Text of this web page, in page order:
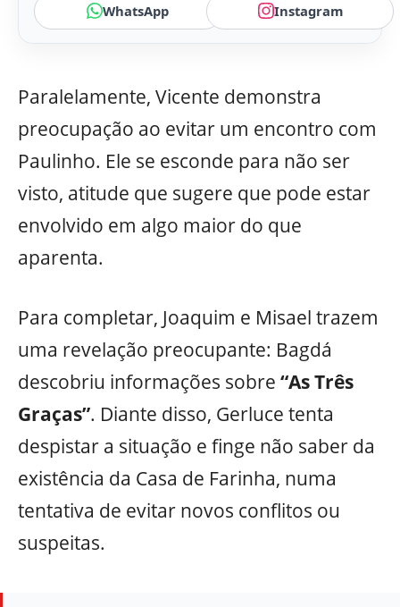
WhatsApp Instagram
Paralelamente, Vicente demonstra
preocupação ao evitar um encontro com
Paulinho. Ele se esconde para não ser
visto, atitude que sugere que pode estar
envolvido em algo maior do que
aparenta.
Para completar, Joaquim e Misael trazem
uma revelação preocupante: Bagdá
descobriu informações sobre “As Três
Graças”. Diante disso, Gerluce tenta
despistar a situação e finge não saber da
existência da Casa de Farinha, numa
tentativa de evitar novos conflitos ou
suspeitas.